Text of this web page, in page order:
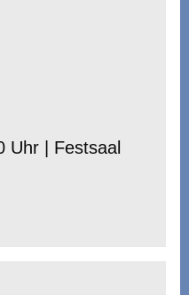
Uhr | Festsaal